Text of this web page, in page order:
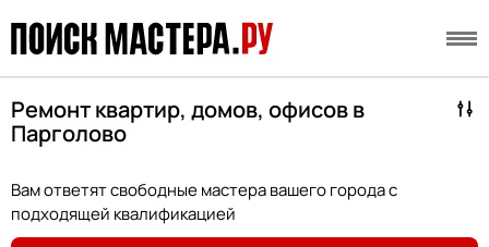
Ремонт квартир, домов, офисов в
Парголово
Вам ответят свободные мастера вашего города с
подходящей квалификацией